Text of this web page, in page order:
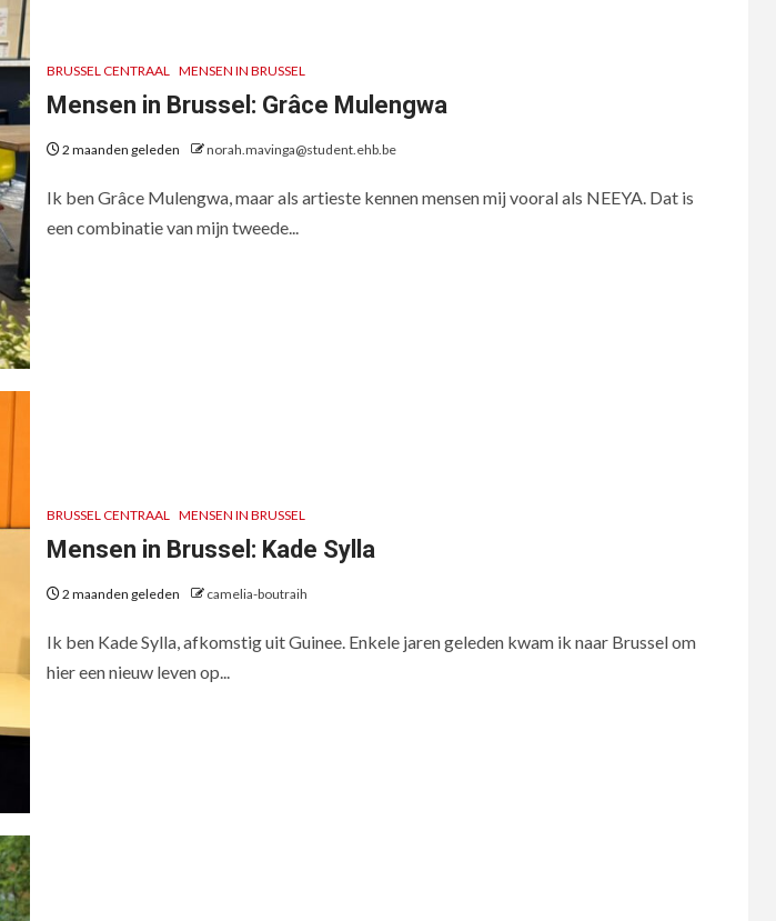
BRUSSEL CENTRAAL MENSEN IN BRUSSEL
Mensen in Brussel: Grâce Mulengwa
2 maanden geleden norah.mavinga@student.ehb.be
Ik ben Grâce Mulengwa, maar als artieste kennen mensen mij vooral als NEEYA. Dat is
een combinatie van mijn tweede...
BRUSSEL CENTRAAL MENSEN IN BRUSSEL
Mensen in Brussel: Kade Sylla
2 maanden geleden camelia-boutraih
Ik ben Kade Sylla, afkomstig uit Guinee. Enkele jaren geleden kwam ik naar Brussel om
hier een nieuw leven op...